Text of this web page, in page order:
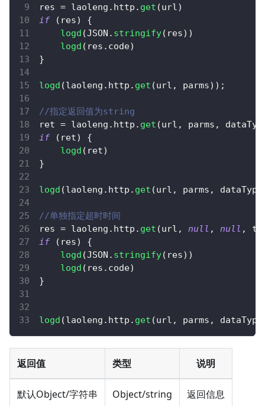
res = laoleng . http . get (url)
if
( res)
{
logd (JSON . stringify( res) )
logd ( res . code)
}
logd (laoleng . http . get (url , parms) ) ;
//指定返回值为string
ret = laoleng . http . get (url , parms ,
if
( ret)
{
logd ( ret)
}
logd (laoleng . http . get (url , parms , dataType
//单独指定超时时间
res = laoleng . http . get (url , null , null ,
if
( res)
{
logd (JSON . stringify( res) )
logd ( res . code)
}
logd (laoleng . http . get (url , parms , dataType
返回值 类型 说明
默认Object/字符串 Object/string 返回信息